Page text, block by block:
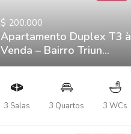
$ 200.000
Apartamento Duplex T3 à
Venda – Bairro Triun...
3 Salas 3 Quartos 3 WCs